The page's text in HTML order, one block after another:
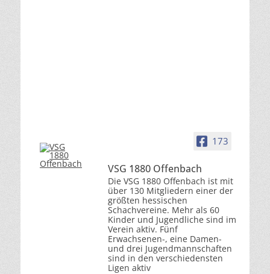
173
VSG 1880 Offenbach
Die VSG 1880 Offenbach ist mit
über 130 Mitgliedern einer der
größten hessischen
Schachvereine. Mehr als 60
Kinder und Jugendliche sind im
Verein aktiv. Fünf
Erwachsenen-, eine Damen-
und drei Jugendmannschaften
sind in den verschiedensten
Ligen aktiv